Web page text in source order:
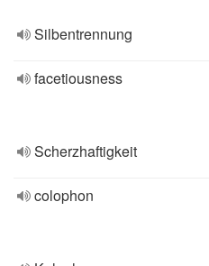
Silbentrennung
facetiousness
Scherzhaftigkeit
colophon